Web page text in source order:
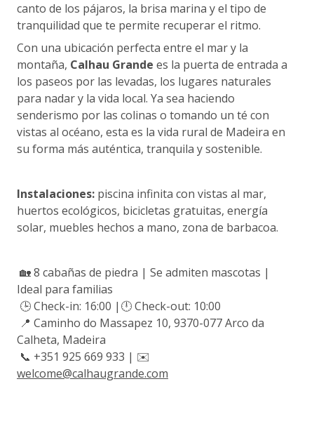
canto de los pájaros, la brisa marina y el tipo de
tranquilidad que te permite recuperar el ritmo.
Con una ubicación perfecta entre el mar y la
montaña, Calhau Grande es la puerta de entrada a
los paseos por las levadas, los lugares naturales
para nadar y la vida local. Ya sea haciendo
senderismo por las colinas o tomando un té con
vistas al océano, esta es la vida rural de Madeira en
su forma más auténtica, tranquila y sostenible.
Instalaciones: piscina infinita con vistas al mar,
huertos ecológicos, bicicletas gratuitas, energía
solar, muebles hechos a mano, zona de barbacoa.
🏡 8 cabañas de piedra | Se admiten mascotas |
Ideal para familias
🕒 Check-in: 16:00 |🕛 Check-out: 10:00
📍 Caminho do Massapez 10, 9370-077 Arco da
Calheta, Madeira
📞 +351 925 669 933 | ✉️
welcome@calhaugrande.com